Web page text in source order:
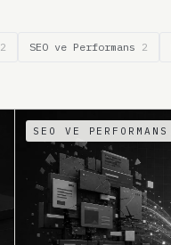
2 SEO ve Performans 2
SEO VE PERFORMANS